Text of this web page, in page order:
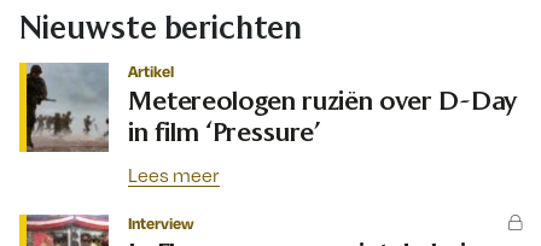
Nieuwste berichten
Artikel
Metereologen ruziën over D-Day
in film ‘Pressure’
Lees meer
Interview